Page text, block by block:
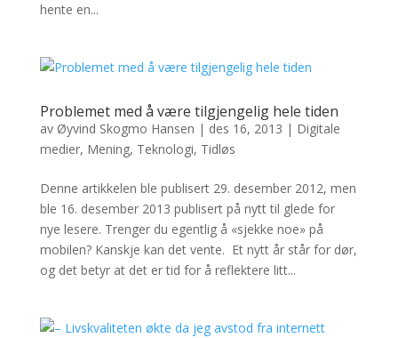
hente en...
Problemet med å være tilgjengelig hele tiden
av Øyvind Skogmo Hansen | des 16, 2013 | Digitale
medier, Mening, Teknologi, Tidløs
Denne artikkelen ble publisert 29. desember 2012, men
ble 16. desember 2013 publisert på nytt til glede for
nye lesere. Trenger du egentlig å «sjekke noe» på
mobilen? Kanskje kan det vente. Et nytt år står for dør,
og det betyr at det er tid for å reflektere litt...